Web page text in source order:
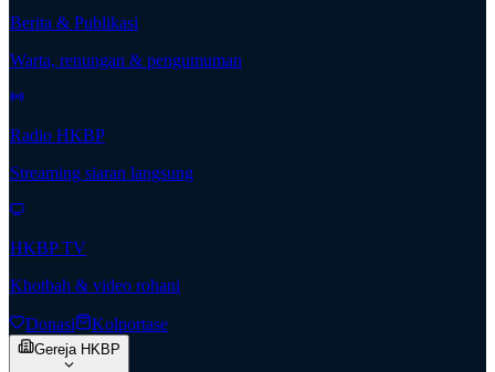
Berita & Publikasi
Warta, renungan & pengumuman
Radio HKBP
Streaming siaran langsung
HKBP TV
Khotbah & video rohani
Donasi Kolportase
Gereja HKBP